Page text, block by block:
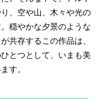
、空や山、木々や光の
穏やかな夕景のような
共存するこの作品は、
とつとして、いまも美
す。